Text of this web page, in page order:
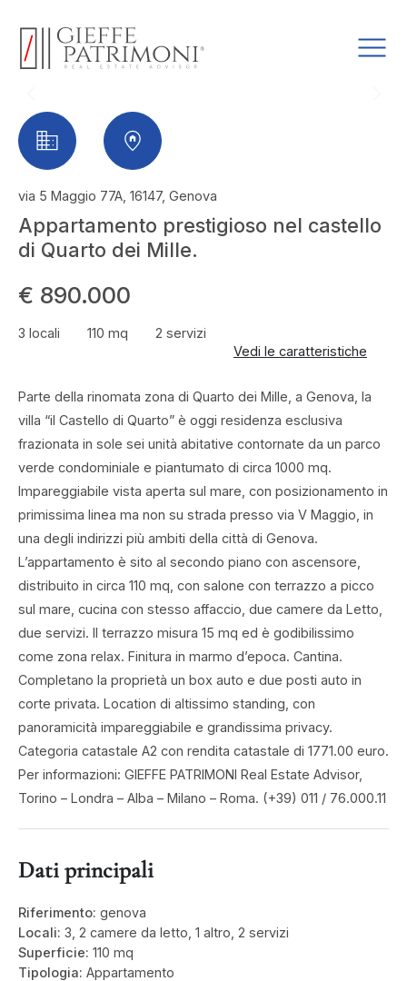
via 5 Maggio 77A, 16147, Genova
Appartamento prestigioso nel castello
di Quarto dei Mille.
€ 890.000
3 locali 110 mq
2 servizi
Vedi le caratteristiche
Parte della rinomata zona di Quarto dei Mille, a Genova, la
villa “il Castello di Quarto” è oggi residenza esclusiva
frazionata in sole sei unità abitative contornate da un parco
verde condominiale e piantumato di circa 1000 mq.
Impareggiabile vista aperta sul mare, con posizionamento in
primissima linea ma non su strada presso via V Maggio, in
una degli indirizzi più ambiti della città di Genova.
L’appartamento è sito al secondo piano con ascensore,
distribuito in circa 110 mq, con salone con terrazzo a picco
sul mare, cucina con stesso affaccio, due camere da Letto,
due servizi. Il terrazzo misura 15 mq ed è godibilissimo
come zona relax. Finitura in marmo d’epoca. Cantina.
Completano la proprietà un box auto e due posti auto in
corte privata. Location di altissimo standing, con
panoramicità impareggiabile e grandissima privacy.
Categoria catastale A2 con rendita catastale di 1771.00 euro.
Per informazioni: GIEFFE PATRIMONI Real Estate Advisor,
Torino – Londra – Alba – Milano – Roma. (+39) 011 / 76.000.11
Dati principali
Riferimento: genova
Locali: 3, 2 camere da letto, 1 altro, 2 servizi
Superficie: 110 mq
Tipologia: Appartamento